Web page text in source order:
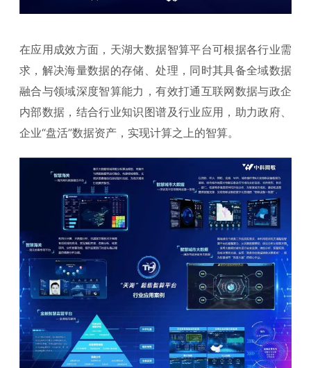
在应用成效方面，天湖大数据智算平台可根据各行业需
求，解决海量数据的存储、处理，同时其具备全域数据
融合与领域深度智算能力，有效打通互联网数据与政企
内部数据，结合行业知识图谱及行业应用，助力政府、
企业“盘活”数据资产，实现计算之上的智算。